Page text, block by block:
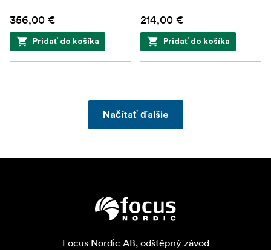
356,00 €
Pridať do košíka
214,00 €
Pridať do košíka
Načítať ďalšie
Focus Nordic AB, odštěpný závod